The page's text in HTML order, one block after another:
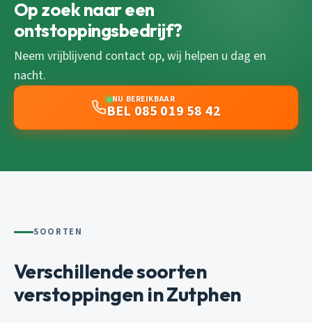
Op zoek naar een
ontstoppingsbedrijf?
Neem vrijblijvend contact op, wij helpen u dag en
nacht.
NU BEREIKBAAR
BEL 085 019 58 42
SOORTEN
Verschillende soorten
verstoppingen in Zutphen